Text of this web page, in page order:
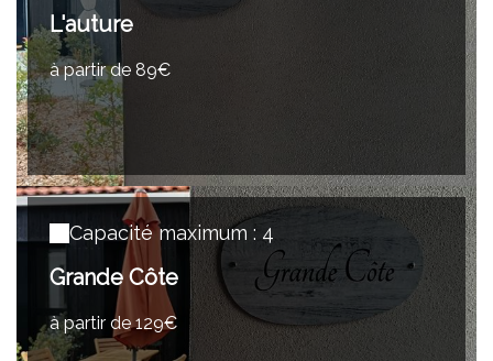
L'auture
à partir de 89€
Capacité maximum : 4
Grande Côte
à partir de 129€